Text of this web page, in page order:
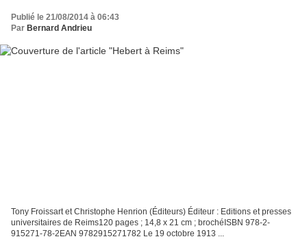
Publié le 21/08/2014 à 06:43
Par Bernard Andrieu
Tony Froissart et Christophe Henrion (Éditeurs) Éditeur : Editions et presses
universitaires de Reims120 pages ; 14,8 x 21 cm ; brochéISBN 978-2-
915271-78-2EAN 9782915271782 Le 19 octobre 1913 ...